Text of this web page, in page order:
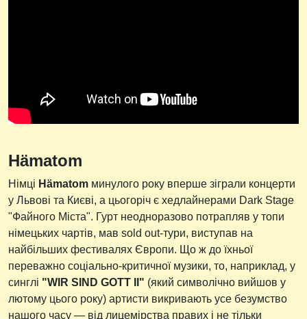
Hämatom
Німці Hämatom минулого року вперше зіграли концерти
у Львові та Києві, а цьогоріч є хедлайнерами Dark Stage
"Файного Міста". Гурт неодноразово потрапляв у топи
німецьких чартів, мав sold out-тури, виступав на
найбільших фестивалях Європи. Що ж до їхньої
переважно соціально-критичної музики, то, наприклад, у
синглі "WIR SIND GOTT II" (який символічно вийшов у
лютому цього року) артисти викривають усе безумство
нашого часу — від лицемірства правих і не тільки